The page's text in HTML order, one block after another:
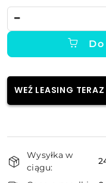
WEŹ LEASING TERAZ
Dostępność
i
dostawa
Wysyłka w
ciągu: